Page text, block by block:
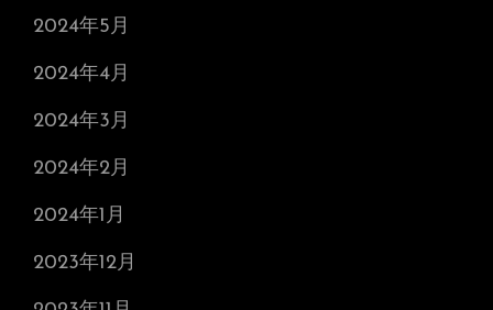
2024年5月
2024年4月
2024年3月
2024年2月
2024年1月
2023年12月